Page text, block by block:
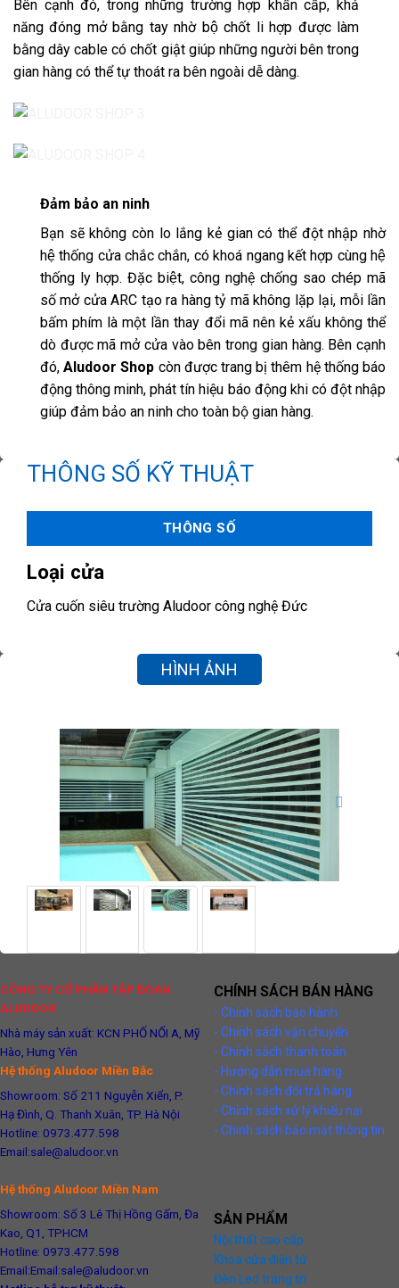
Bên cạnh đó, trong những trường hợp khẩn cấp, khả
năng đóng mở bằng tay nhờ bộ chốt li hợp được làm
bằng dây cable có chốt giật giúp những người bên trong
gian hàng có thể tự thoát ra bên ngoài dễ dàng.
Đảm bảo an ninh
Bạn sẽ không còn lo lắng kẻ gian có thể đột nhập nhờ
hệ thống cửa chắc chắn, có khoá ngang kết hợp cùng hệ
thống ly hợp. Đặc biệt, công nghệ chống sao chép mã
số mở cửa ARC tạo ra hàng tỷ mã không lặp lại, mỗi lần
bấm phím là một lần thay đổi mã nên kẻ xấu không thể
dò được mã mở cửa vào bên trong gian hàng. Bên cạnh
đó, Aludoor Shop còn được trang bị thêm hệ thống báo
động thông minh, phát tín hiệu báo động khi có đột nhập
giúp đảm bảo an ninh cho toàn bộ gian hàng.
THÔNG SỐ KỸ THUẬT
THÔNG SỐ
Loại cửa
Cửa cuốn siêu trường Aludoor công nghệ Đức
HÌNH ẢNH
CÔNG TY CỔ PHẦN TẬP ĐOÀN
ALUDOOR
Nhà máy sản xuất: KCN PHỐ NỐI A, Mỹ
Hào, Hưng Yên
Hệ thống Aludoor Miền Bắc
Showroom: Số 211 Nguyễn Xiển, P.
Hạ Đình, Q. Thanh Xuân, TP. Hà Nội
Hotline: 0973.477.598
Email:sale@aludoor.vn
Hệ thống Aludoor Miền Nam
Showroom: Số 3 Lê Thị Hồng Gấm, Đa
Kao, Q1, TPHCM
Hotline: 0973.477.598
Email:Email:sale@aludoor.vn
CHÍNH SÁCH BÁN HÀNG
- Chính sách bảo hành
- Chính sách vận chuyển
- Chính sách thanh toán
- Hướng dẫn mua hàng
- Chính sách đổi trả hàng
- Chính sách xử lý khiếu nại
- Chính sách bảo mật thông tin
SẢN PHẨM
Nội thất cao cấp
Khóa cửa điện tử
Đèn Led trang trí